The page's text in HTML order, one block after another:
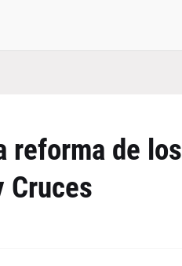
reforma de los
Cruces